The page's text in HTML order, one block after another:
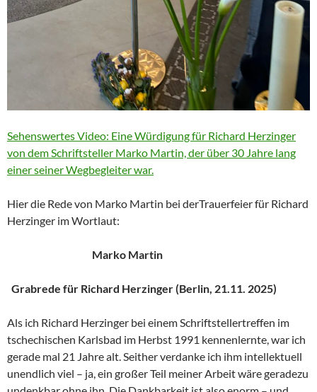
Sehenswertes Video: Eine Würdigung für Richard Herzinger
von dem Schriftsteller Marko Martin, der über 30 Jahre lang
einer seiner Wegbegleiter war.
Hier die Rede von Marko Martin bei derTrauerfeier für Richard
Herzinger im Wortlaut:
Marko Martin
Grabrede für Richard Herzinger (Berlin, 21.11. 2025)
Als ich Richard Herzinger bei einem Schriftstellertreffen im
tschechischen Karlsbad im Herbst 1991 kennenlernte, war ich
gerade mal 21 Jahre alt. Seither verdanke ich ihm intellektuell
unendlich viel – ja, ein großer Teil meiner Arbeit wäre geradezu